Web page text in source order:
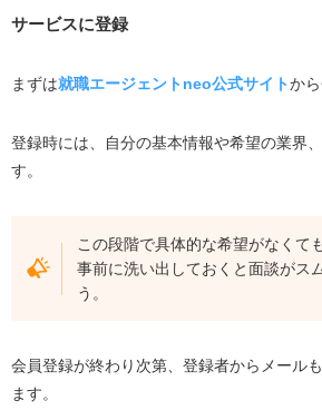
サービスに登録
まずは就職エージェントneo公式サイトか
登録時には、自分の基本情報や希望の業界
す。
この段階で具体的な希望がなくて
事前に洗い出しておくと面談がス
う。
会員登録が終わり次第、登録者からメール
ます。